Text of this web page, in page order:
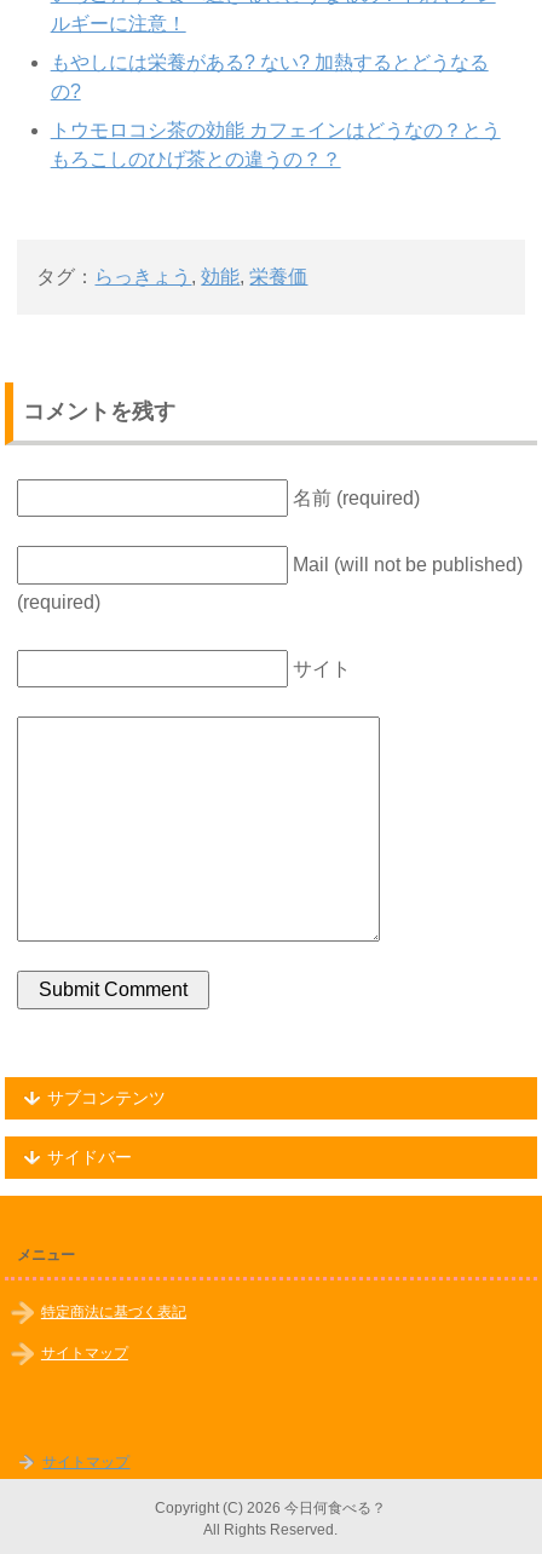
ルギーに注意！
もやしには栄養がある? ない? 加熱するとどうなる
の?
トウモロコシ茶の効能 カフェインはどうなの？とう
もろこしのひげ茶との違うの？？
タグ： らっきょう ,効能,栄養価
コメントを残す
名前 (required)
Mail (will not be published)
(required)
サイト
サブコンテンツ
サイドバー
メニュー
特定商法に基づく表記
サイトマップ
サイトマップ
Copyright (C) 2026 今日何食べる？
All Rights Reserved.